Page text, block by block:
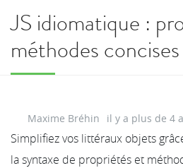
JS idiomatique :
méthodes concises
Maxime Bréhin il y a plus de 4
Simplifiez vos littéraux objets
la syntaxe de propriétés et